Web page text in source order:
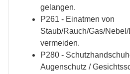
gelangen.
P261 - Einatmen von
Staub/Rauch/Gas/Nebel/
vermeiden.
P280 -
Augenschutz /